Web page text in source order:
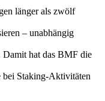
länger als zwölf
– unabhängig
Damit hat das BMF die
bei Staking-Aktivitäten